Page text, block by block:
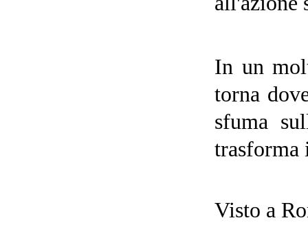
In un
torna
sfuma
trasforma
Visto a